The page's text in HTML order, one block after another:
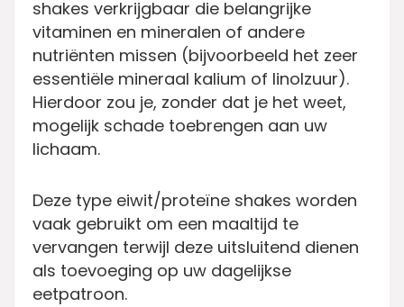
shakes verkrijgbaar die belangrijke
vitaminen en mineralen of andere
nutriënten missen (bijvoorbeeld het zeer
essentiële mineraal kalium of linolzuur).
Hierdoor zou je, zonder dat je het weet,
mogelijk schade toebrengen aan uw
lichaam.
Deze type eiwit/proteïne shakes worden
vaak gebruikt om een maaltijd te
vervangen terwijl deze uitsluitend dienen
als toevoeging op uw dagelijkse
eetpatroon.